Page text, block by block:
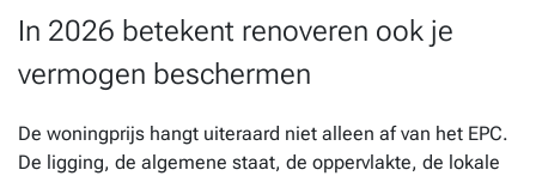
In 2026 betekent renoveren ook je
vermogen beschermen
De woningprijs hangt uiteraard niet alleen af van het EPC.
De ligging, de algemene staat, de oppervlakte, de lokale